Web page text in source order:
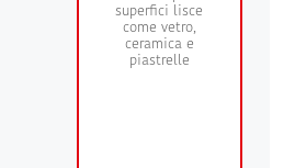
superfici lisce
come vetro,
ceramica e
piastrelle